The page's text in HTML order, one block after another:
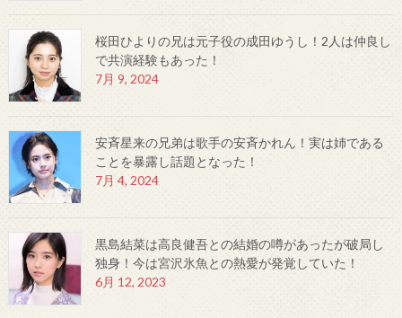
桜田ひよりの兄は元子役の成田ゆうし！2人は仲良し
で共演経験もあった！
7月 9, 2024
安斉星来の兄弟は歌手の安斉かれん！実は姉である
ことを暴露し話題となった！
7月 4, 2024
黒島結菜は高良健吾との結婚の噂があったが破局し
独身！今は宮沢氷魚との熱愛が発覚していた！
6月 12, 2023